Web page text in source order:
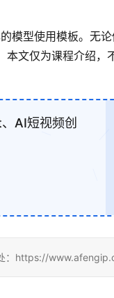
模型使用模板。无
本文仅为课程介绍，
AI短视频创
：https://